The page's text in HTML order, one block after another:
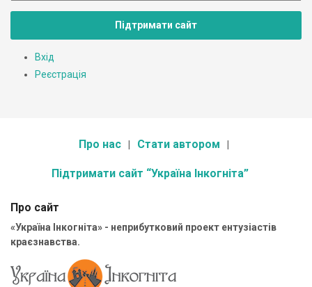
Підтримати сайт
Вхід
Реєстрація
Про нас Стати автором
Підтримати сайт “Україна Інкогніта”
Про сайт
«Україна Інкогніта» - неприбутковий проект ентузіастів
краєзнавства.